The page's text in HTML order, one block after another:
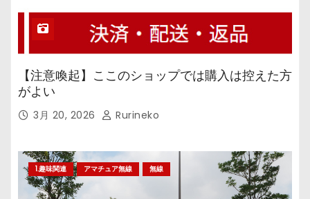
【注意喚起】ここのショップでは購入は控えた方
がよい
3月 20, 2026 Rurineko
1.趣味関連 アマチュア無線 無線